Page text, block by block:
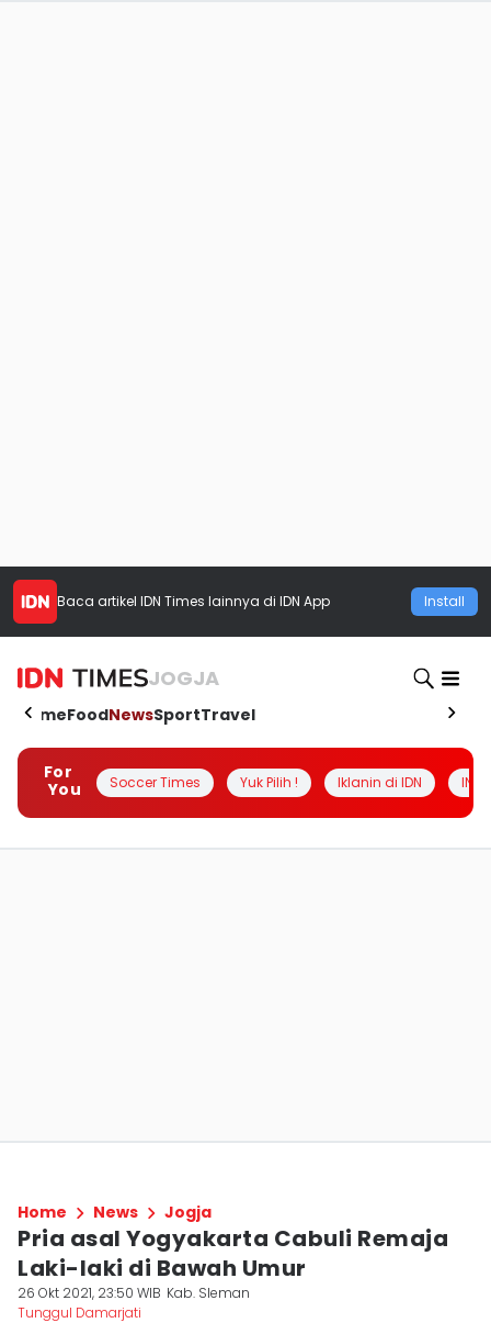
Baca artikel IDN Times lainnya di IDN App Install
JOGJA
HomeFoodNewsSportTravel
For
You
Soccer Times Yuk Pilih ! Iklanin di IDN
Home News Jogja
Pria asal Yogyakarta Cabuli Remaja
Laki-laki di Bawah Umur
26 Okt 2021, 23:50 WIB Kab. Sleman
Tunggul Damarjati